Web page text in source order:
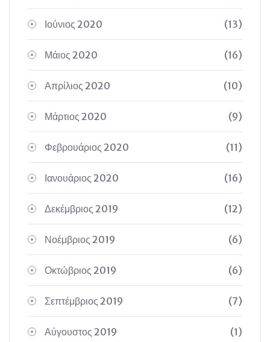
Ιούνιος 2020 (13)
Μάιος 2020 (16)
Απρίλιος 2020 (10)
Μάρτιος 2020 (9)
Φεβρουάριος 2020 (11)
Ιανουάριος 2020 (16)
Δεκέμβριος 2019 (12)
Νοέμβριος 2019 (6)
Οκτώβριος 2019 (6)
Σεπτέμβριος 2019 (7)
Αύγουστος 2019 (1)